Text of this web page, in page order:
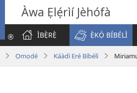
Àwa Ẹlẹ́rìí Jèhófà
ÌBẸ̀RẸ̀ Ẹ̀KỌ́ BÍBÉLÌ
Ọmọdé Káàdì Eré Bíbélì